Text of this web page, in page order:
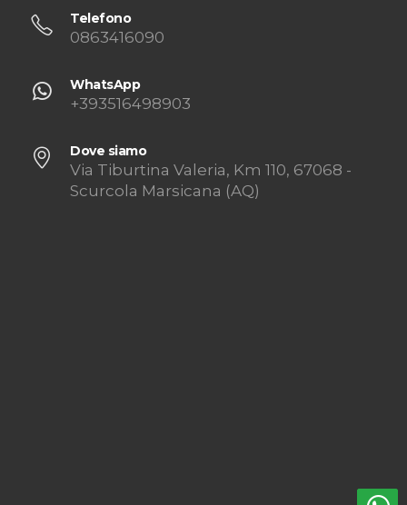
Telefono
0863416090
WhatsApp
+393516498903
Dove siamo
Via Tiburtina Valeria, Km 110, 67068 -
Scurcola Marsicana (AQ)